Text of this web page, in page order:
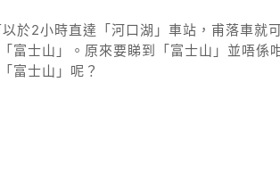
於2小時直達「河口湖」車站，甫落車就
富士山」。原來要睇到「富士山」並唔係
富士山」呢？